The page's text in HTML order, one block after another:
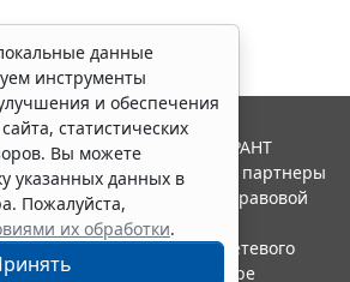
данные
инструменты
и обеспечения
статистических
Вы можете
указанных данных в
Пожалуйста,
их обработки.
2026. Система ГАРАНТ
Компания "Гарант" и ее партнеры
Российской ассоциации правовой
в качестве сетевого
службой по надзору в сфере